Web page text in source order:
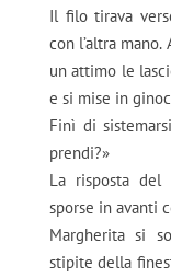
Il filo tirava
con l’altra
un attimo le
e si mise in
Finì di
prendi?»
La risposta del
sporse in avanti
Margherita si
stipite della